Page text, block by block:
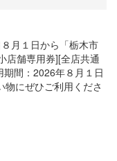
月１日から「栃木市
店舗専用券][全店共通
間：2026年８月１日
物にぜひご利用くださ